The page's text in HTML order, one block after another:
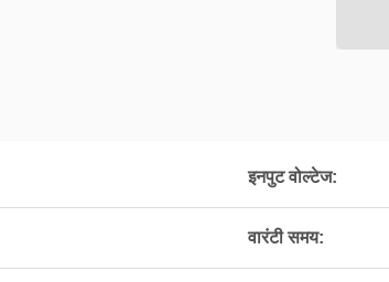
इनपुट वोल्टेज:
वारंटी समय: